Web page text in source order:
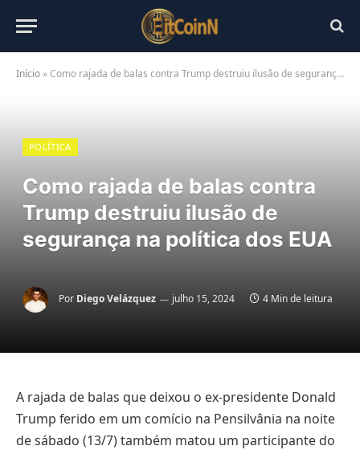
Início »Como rajada de balas contra Trump destruiu ilusão de segurança na política dos EUA
POLÍTICA
Como rajada de balas contra
Trump destruiu ilusão de
segurança na política dos EUA
Por Diego Velázquez julho 15, 2024 4 Min de leitura
A rajada de balas que deixou o ex-presidente Donald
Trump ferido em um comício na Pensilvânia na noite
de sábado (13/7) também matou um participante do